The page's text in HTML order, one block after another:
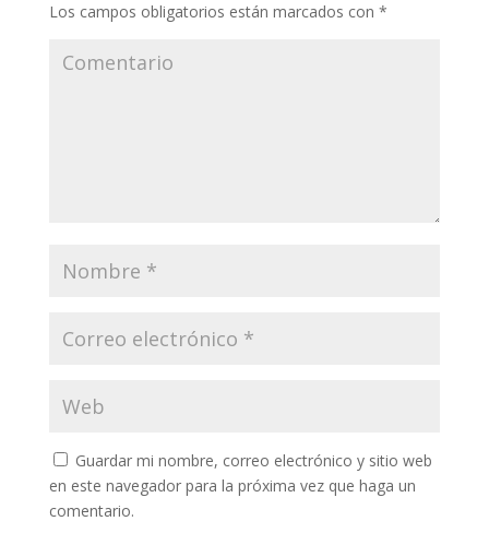
Los campos obligatorios están marcados con *
Guardar mi nombre, correo electrónico y sitio web
en este navegador para la próxima vez que haga un
comentario.